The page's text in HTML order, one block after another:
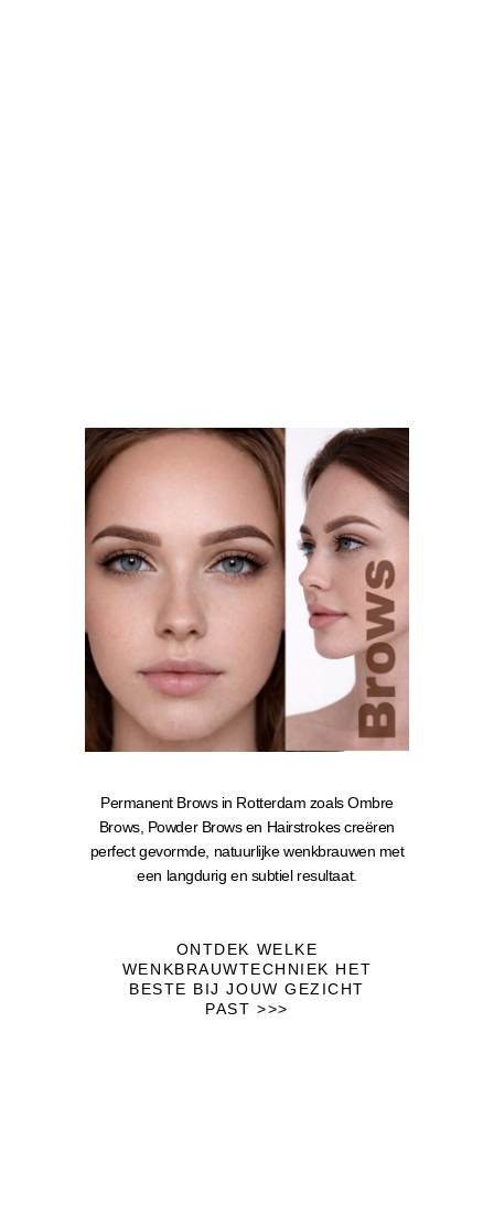
Permanent Brows in Rotterdam zoals Ombre
Brows, Powder Brows en Hairstrokes creëren
perfect gevormde, natuurlijke wenkbrauwen met
een langdurig en subtiel resultaat.
ONTDEK WELKE
WENKBRAUWTECHNIEK HET
BESTE BIJ JOUW GEZICHT
PAST >>>